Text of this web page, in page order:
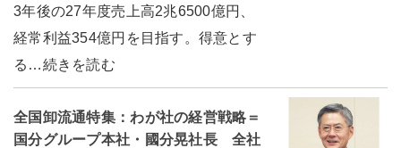
3年後の27年度売上高2兆6500億円、
経常利益354億円を目指す。得意とす
る…続きを読む
全国卸流通特集：わが社の経営戦略＝
国分グループ本社・國分晃社長 全社